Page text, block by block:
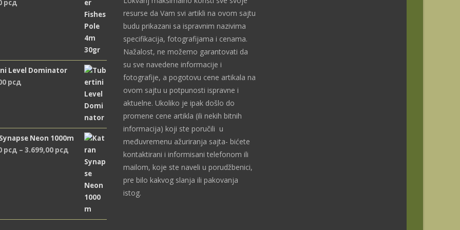
рсд
Level Dominator
рсд
Neon 1000m
рсд – 3.699,00 рсд Распон
цена:
2.489,00 рсд
3.699,00 рсд
resurse da Vam svi artikli na ovom sajtu
budu prikazani sa ispravnim nazivima
specifikacija, fotografijama i cenama.
Nažalost, ne možemo garantovati da
su sve navedene informacije i
fotografije, a pogotovu cene artikala na
ovom sajtu u potpunosti ispravne i
aktuelne. Ukoliko je ipak došlo do
promene cene artikla (ili nekih bitnih
informacija) koji ste poručili u
međuvremenu ažuriranja sajta- bićete
kontaktirani i informisani telefonom ili
mailom, koje ste naveli u porudžbenici,
pre bilo kakvog slanja ili pakovanja
istog.